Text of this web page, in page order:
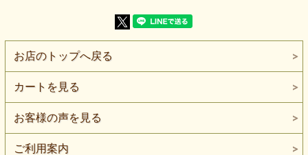
舞台衣装・ダンス衣装などのステージ用途はもちろん、
ストールやバッグ、部分使いのデザイン素材として取り入れ
作品全体にモード感と軽さをプラスできます。
また通気性のあるメッシュ構造のため、
ペット用ウェアやキャリーバッグの通気パーツ、ペット用品
の装飾素材としての使用例もあり、
アイデア次第で用途が広がる素材です。
少量から購入できるため、試作や一点ものの制作、
販売作品用の素材としても取り入れやすく、ハンドメイド作
家の方にもおすすめです。
お店のトップへ戻る
カートを見る
お客様の声を見る
ご利用案内